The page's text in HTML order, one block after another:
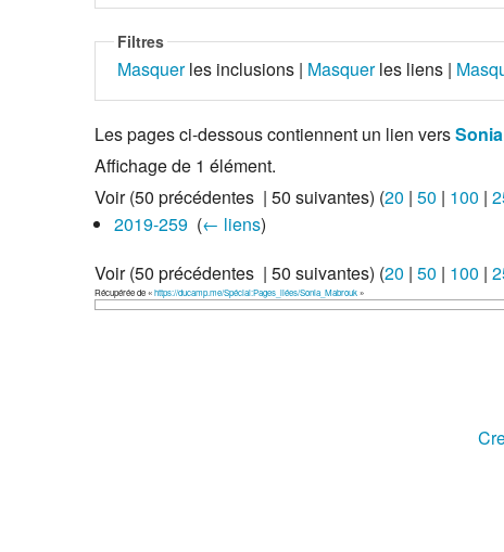
Filtres
Masquerles inclusions | Masquerles liens |
Les pages ci-dessous contiennent un lien vers
Affichage de 1 élément.
Voir (50 précédentes | 50 suivantes) (20 | 50 | 100 |
2019-259‎ (← liens)
Voir (50 précédentes | 50 suivantes) (20 | 50 | 100 |
Récupérée de «https://ducamp.me/Spécial:Pages_liées/Sonia_Mabrouk»